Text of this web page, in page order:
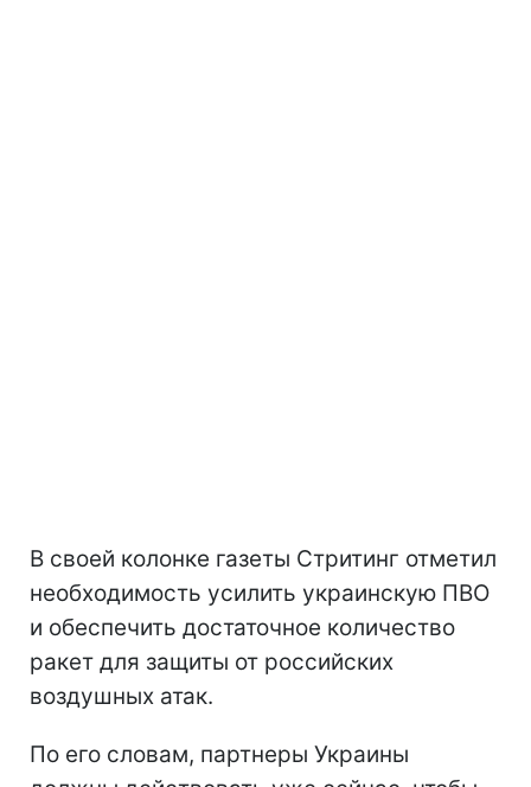
В своей колонке газеты Стритинг отметил
необходимость усилить украинскую ПВО
и обеспечить достаточное количество
ракет для защиты от российских
воздушных атак.
По его словам, партнеры Украины